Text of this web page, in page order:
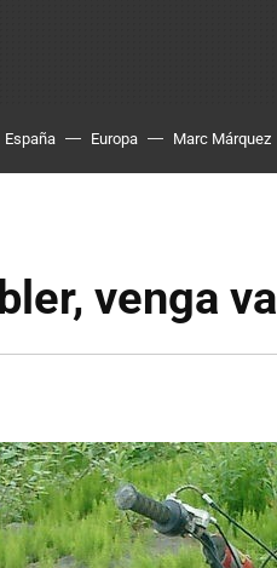
España Europa Marc Márquez
venga va